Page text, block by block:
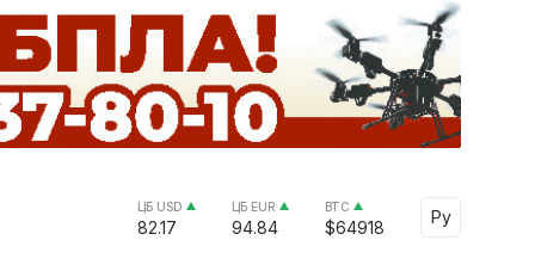
ЦБ USD
82.17
ЦБ EUR
94.84
BTC
$64918
Ру
Select